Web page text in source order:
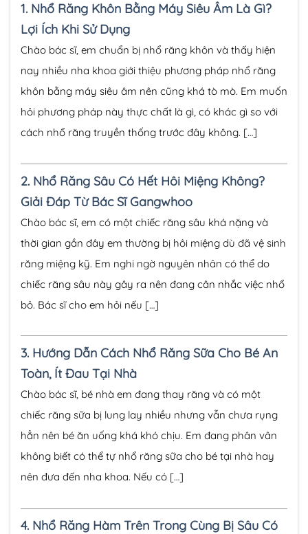
1. Nhổ Răng Khôn Bằng Máy Siêu Âm Là Gì?
Lợi Ích Khi Sử Dụng
Chào bác sĩ, em chuẩn bị nhổ răng khôn và thấy hiện
nay nhiều nha khoa giới thiệu phương pháp nhổ răng
khôn bằng máy siêu âm nên cũng khá tò mò. Em muốn
hỏi phương pháp này thực chất là gì, có khác gì so với
cách nhổ răng truyền thống trước đây không. […]
2. Nhổ Răng Sâu Có Hết Hôi Miệng Không?
Giải Đáp Từ Bác Sĩ Gangwhoo
Chào bác sĩ, em có một chiếc răng sâu khá nặng và
thời gian gần đây em thường bị hôi miệng dù đã vệ sinh
răng miệng kỹ. Em nghi ngờ nguyên nhân có thể do
chiếc răng sâu này gây ra nên đang cân nhắc việc nhổ
bỏ. Bác sĩ cho em hỏi nếu […]
3. Hướng Dẫn Cách Nhổ Răng Sữa Cho Bé An
Toàn, Ít Đau Tại Nhà
Chào bác sĩ, bé nhà em đang thay răng và có một
chiếc răng sữa bị lung lay nhiều nhưng vẫn chưa rụng
hẳn nên bé ăn uống khá khó chịu. Em đang phân vân
không biết có thể tự nhổ răng sữa cho bé tại nhà hay
nên đưa đến nha khoa. Nếu có […]
4. Nhổ Răng Hàm Trên Trong Cùng Bị Sâu Có